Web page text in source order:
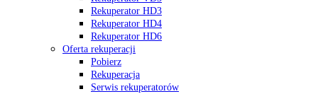
Rekuperator HD3
Rekuperator HD4
Rekuperator HD6
Oferta rekuperacji
Pobierz
Rekuperacja
Serwis rekuperatorów